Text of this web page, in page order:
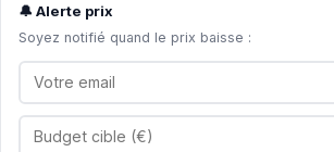
🔔 Alerte prix
Soyez notifié quand le prix baisse :